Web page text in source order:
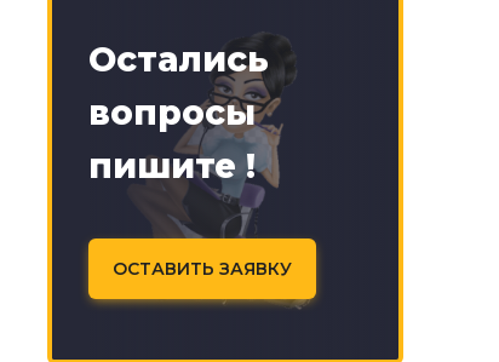
Остались
вопросы
пишите !
ОСТАВИТЬ ЗАЯВКУ